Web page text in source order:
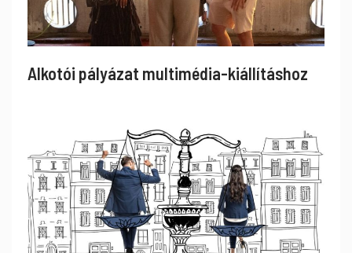
Alkotói pályázat multimédia-kiállításhoz